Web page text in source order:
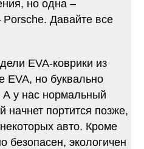
но одна –
Давайте все
EVA-коврики из
EVA, но буквально
А у нас нормальный
начнет портится позже,
авто. Кроме
безопасен, экологичен